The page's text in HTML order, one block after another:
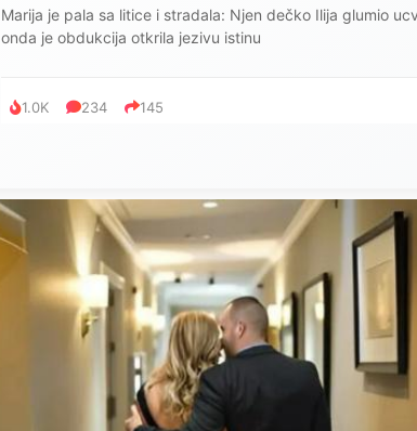
Marija je pala sa litice i stradala: Njen dečko Ilija glumio
onda je obdukcija otkrila jezivu istinu
1.0K 234 145